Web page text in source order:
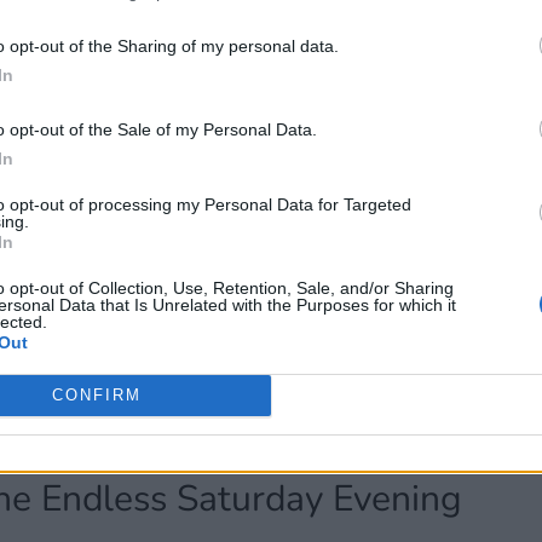
por no participar en la divulgación adicional de su información
en la Lista de participantes intermedios de la IAB.
opt-out of the Sharing of my personal data.
opt-out of the Sale of my Personal Data.
opt-out of processing my Personal Data for Targeted
opt-out of Collection, Use, Retention, Sale, and/or Sharing
Data that Is Unrelated with the Purposes for which it
CONFIRM
Endless Saturday Evening